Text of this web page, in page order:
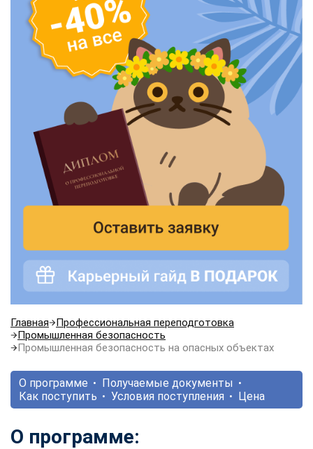
Главная
Профессиональная переподготовка
Промышленная безопасность
Промышленная безопасность на опасных объектах
О программе
Получаемые документы
Как поступить
Условия поступления Цена
О программе: